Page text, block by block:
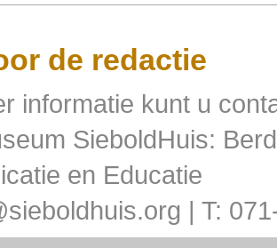
de redactie
informatie kunt u
SieboldHuis:
en Educatie
| T: